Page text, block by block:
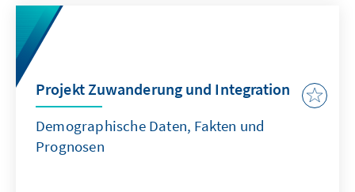
Projekt Zuwanderung und Integration
Demographische Daten, Fakten und
Prognosen